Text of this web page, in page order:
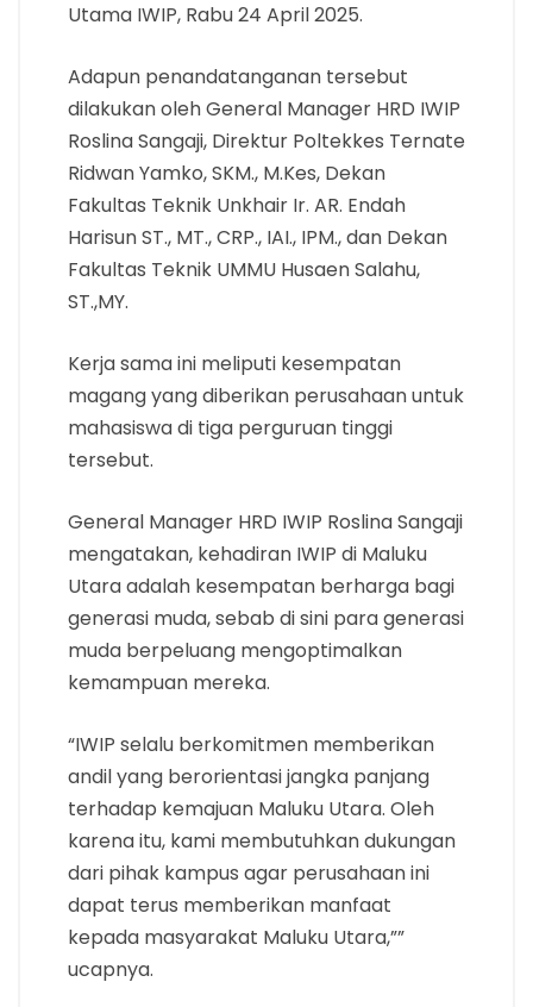
Utama IWIP, Rabu 24 April 2025.
Adapun penandatanganan tersebut
dilakukan oleh General Manager HRD IWIP
Roslina Sangaji, Direktur Poltekkes Ternate
Ridwan Yamko, SKM., M.Kes, Dekan
Fakultas Teknik Unkhair Ir. AR. Endah
Harisun ST., MT., CRP., IAI., IPM., dan Dekan
Fakultas Teknik UMMU Husaen Salahu,
ST.,MY.
Kerja sama ini meliputi kesempatan
magang yang diberikan perusahaan untuk
mahasiswa di tiga perguruan tinggi
tersebut.
General Manager HRD IWIP Roslina Sangaji
mengatakan, kehadiran IWIP di Maluku
Utara adalah kesempatan berharga bagi
generasi muda, sebab di sini para generasi
muda berpeluang mengoptimalkan
kemampuan mereka.
“IWIP selalu berkomitmen memberikan
andil yang berorientasi jangka panjang
terhadap kemajuan Maluku Utara. Oleh
karena itu, kami membutuhkan dukungan
dari pihak kampus agar perusahaan ini
dapat terus memberikan manfaat
kepada masyarakat Maluku Utara,””
ucapnya.